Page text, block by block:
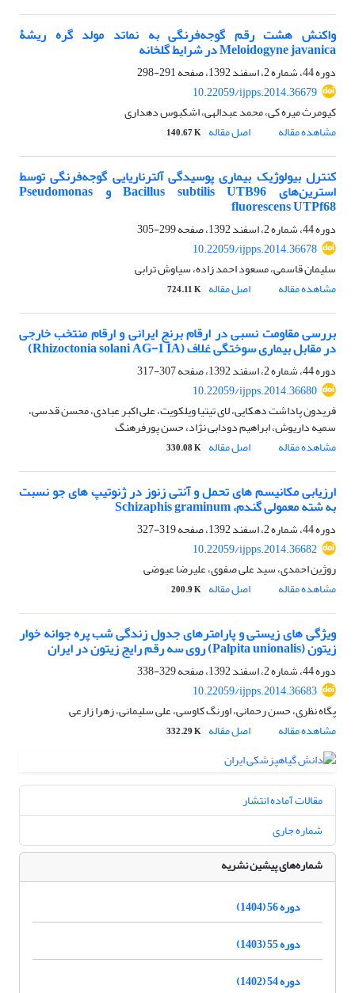
واکنش هشت رقم گوجه‌فرنگی به نماتد مولد گره ریشۀ
Meloidogyne javanica در شرایط گلخانه
دوره 44، شماره 2، اسفند 1392، صفحه
291-298
10.22059/ijpps.2014.36679
کیومرث میره کی، محمد عبدالهی، اشکبوس دهداری
مشاهده مقاله
اصل مقاله 140.67 K
کنترل بیولوژیک بیماری‌ پوسیدگی آلترناریایی گوجه‌فرنگی توسط
استرین‌های Bacillus subtilis UTB96 و Pseudomonas
fluorescens UTPf68
دوره 44، شماره 2، اسفند 1392، صفحه
299-305
10.22059/ijpps.2014.36678
سلیمان قاسمی، مسعود احمد زاده، سیاوش ترابی
مشاهده مقاله
اصل مقاله 724.11 K
بررسی مقاومت نسبی در ارقام برنج ایرانی و ارقام منتخب خارجی
در مقابل بیماری سوختگی غلاف (Rhizoctonia solani AG-1 IA)
دوره 44، شماره 2، اسفند 1392، صفحه
307-317
10.22059/ijpps.2014.36680
فریدون پاداشت دهکایی، لای تیتیا ویلکویت، علی اکبر عبادی، محسن قدسی،
سمیه داریوش، ابراهیم دودابی نژاد، حسن پورفرهنگ
مشاهده مقاله
اصل مقاله 330.08 K
ارزیابی مکانیسم های تحمل و آنتی زنوز در ژنوتیپ های جو نسبت
به شته معمولی گندم، Schizaphis graminum
دوره 44، شماره 2، اسفند 1392، صفحه
319-327
10.22059/ijpps.2014.36682
روژین احمدی، سید علی صفوی، علیرضا عیوضی
مشاهده مقاله
اصل مقاله 200.9 K
ویژگی های زیستی و پارامترهای جدول زندگی شب پره جوانه خوار
زیتون (Palpita unionalis) روی سه رقم رایج زیتون در ایران
دوره 44، شماره 2، اسفند 1392، صفحه
329-338
10.22059/ijpps.2014.36683
پگاه نظری، حسن رحمانی، اورنگ کاوسی، علی سلیمانی، زهرا زارعی
مشاهده مقاله
اصل مقاله 332.29 K
مقالات آماده انتشار
شماره جاری
شماره‌های پیشین نشریه
دوره 56 (1404)
دوره 55 (1403)
دوره 54 (1402)